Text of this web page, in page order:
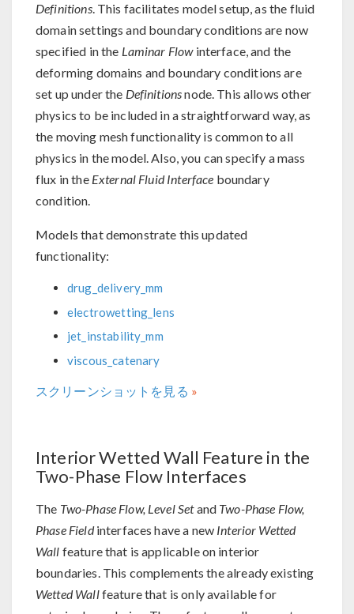
Definitions. This facilitates model setup, as the fluid
domain settings and boundary conditions are now
specified in the Laminar Flowinterface, and the
deforming domains and boundary conditions are
set up under the Definitionsnode. This allows other
physics to be included in a straightforward way, as
the moving mesh functionality is common to all
physics in the model. Also, you can specify a mass
flux in the External Fluid Interface boundary
condition.
Models that demonstrate this updated
functionality:
drug_delivery_mm
electrowetting_lens
jet_instability_mm
viscous_catenary
スクリーンショットを見る
Interior Wetted Wall Feature in the
Two-Phase Flow Interfaces
The Two-Phase Flow, Level Setand Two-Phase Flow,
Phase Fieldinterfaces have a new Interior Wetted
Wall feature that is applicable on interior
boundaries. This complements the already existing
Wetted Wallfeature that is only available for